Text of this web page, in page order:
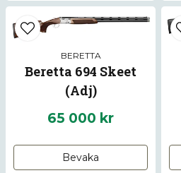
BERETTA
Beretta 694 Skeet
(Adj)
65 000 kr
Bevaka
sidospänger
Optimachoke® HP-
på Sporting-versionen)